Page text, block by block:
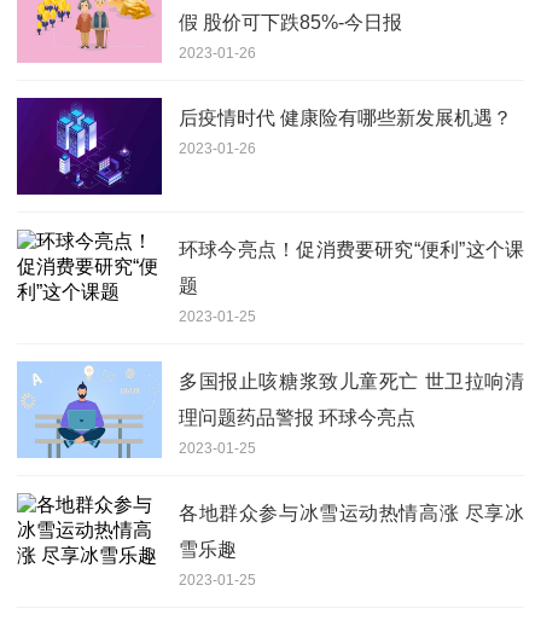
假 股价可下跌85%-今日报
2023-01-26
后疫情时代 健康险有哪些新发展机遇？
2023-01-26
环球今亮点！促消费要研究“便利”这个课
题
2023-01-25
多国报止咳糖浆致儿童死亡 世卫拉响清
理问题药品警报 环球今亮点
2023-01-25
各地群众参与冰雪运动热情高涨 尽享冰
雪乐趣
2023-01-25